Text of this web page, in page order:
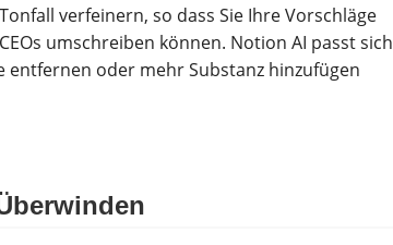
verfeinern, so dass Sie Ihre Vorschläge
umschreiben können. Notion AI passt sich
entfernen oder mehr Substanz hinzufügen